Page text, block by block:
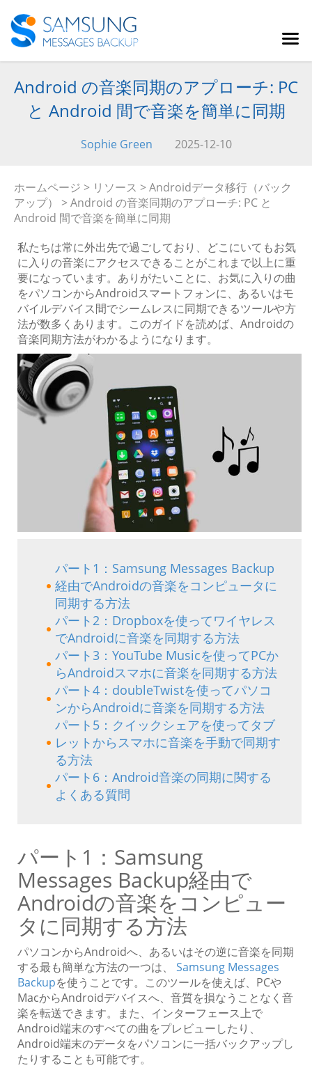
Android の音楽同期のアプローチ: PC
と Android 間で音楽を簡単に同期
Sophie Green 2025-12-10
ホームページ > リソース >Androidデータ移行（バック
アップ）
> Android の音楽同期のアプローチ: PC と
Android 間で音楽を簡単に同期
私たちは常に外出先で過ごしており、どこにいてもお気
に入りの音楽にアクセスできることがこれまで以上に重
要になっています。ありがたいことに、お気に入りの曲
をパソコンからAndroidスマートフォンに、あるいはモ
バイルデバイス間でシームレスに同期できるツールや方
法が数多くあります。このガイドを読めば、Androidの
音楽同期方法がわかるようになります。
パート1：Samsung Messages Backup
経由でAndroidの音楽をコンピュータに
同期する方法
パート2：Dropboxを使ってワイヤレス
でAndroidに音楽を同期する方法
パート3：YouTube Musicを使ってPCか
らAndroidスマホに音楽を同期する方法
パート4：doubleTwistを使ってパソコ
ンからAndroidに音楽を同期する方法
パート5：クイックシェアを使ってタブ
レットからスマホに音楽を手動で同期す
る方法
パート6：Android音楽の同期に関する
よくある質問
パート1：Samsung
Messages Backup経由で
Androidの音楽をコンピュー
タに同期する方法
パソコンからAndroidへ、あるいはその逆に音楽を同期
する最も簡単な方法の一つは、 Samsung Messages
Backupを使うことです。このツールを使えば、PCや
MacからAndroidデバイスへ、音質を損なうことなく音
楽を転送できます。また、インターフェース上で
Android端末のすべての曲をプレビューしたり、
Android端末のデータをパソコンに一括バックアップし
たりすることも可能です。